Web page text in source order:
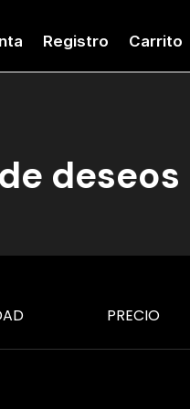
Registro Carrito
deseos
PRECIO